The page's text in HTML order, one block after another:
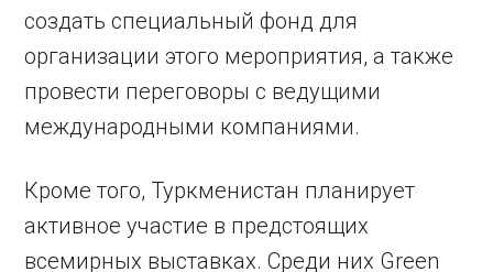
создать специальный фонд для
организации этого мероприятия, а также
провести переговоры с ведущими
международными компаниями.
Кроме того, Туркменистан планирует
активное участие в предстоящих
всемирных выставках. Среди них Green